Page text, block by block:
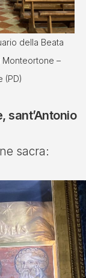
della Beata
–
(PD)
sant’Antonio
sacra: